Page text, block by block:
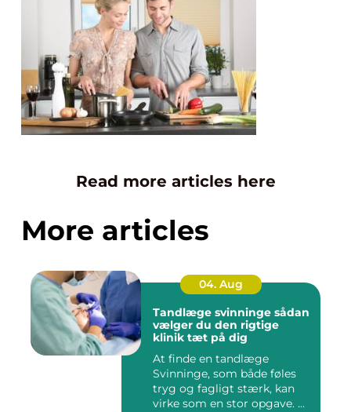
Read more articles here
More articles
04. Aug
Tandlæge svinninge sådan
vælger du den rigtige
klinik tæt på dig
At finde en tandlæge
Svinninge, som både føles
tryg og fagligt stærk, kan
virke som en stor opgave. ...